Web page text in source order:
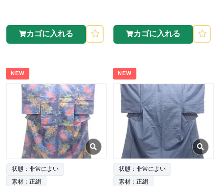
カゴに入れる カゴに入れる
NEW
状態：非常によい
素材：正絹
NEW
状態：非常によい
素材：正絹